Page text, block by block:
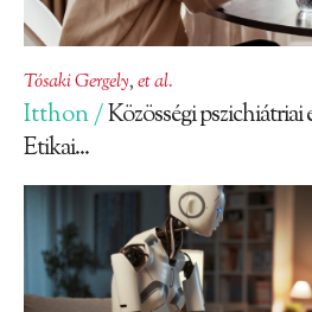
Tósaki Gergely,et al.
Itthon /Közösségi pszichiátriai
Etikai...